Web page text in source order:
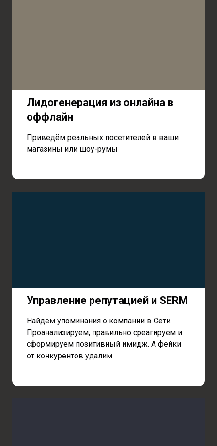
Лидогенерация из онлайна в
оффлайн
Приведём реальных посетителей в ваши
магазины или шоу-румы
Управление репутацией и SERM
Найдём упоминания о компании в Сети.
Проанализируем, правильно среагируем и
сформируем позитивный имидж. А фейки
от конкурентов удалим